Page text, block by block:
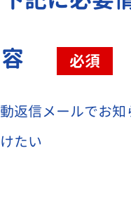
必須
返信メールでお知
たい